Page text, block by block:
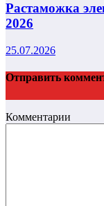
Растаможка
2026
25.07.2026
Отправить
Комментарии